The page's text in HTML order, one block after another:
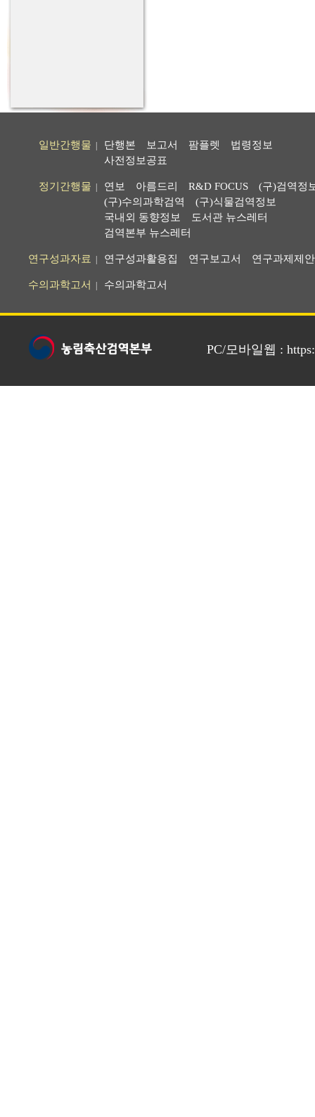
일반간행물 단행본 보고서 팜플렛
법령정보
사전정보공표
정기간행물 연보 아름드리 R&D FOCUS
(구)검역정
(구)수의과학검역
(구)식물검역정보
국내외 동향정보
도서관 뉴스레터
검역본부 뉴스레터
연구성과자료 연구성과활용집 연구보고서 연구과제제
수의과학고서 수의과학고서
PC/모바일웹 :